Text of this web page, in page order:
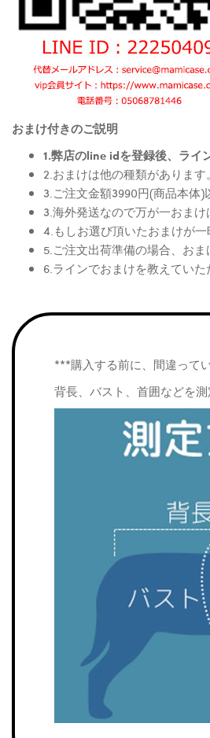
おまけ付きのご説明
1.弊店のline idを登録後、ライ
2.おまけは他の種類がありま
3.ご注文金額3990円(商品本体
3.海外発送なので万が一おま
4.もしお選び頂いたおまけが
5.ご注文出荷準備の場合、おま
6.ラインでおまけを教えてい
***購入する前に、間違って
背長、バスト、首囲などを